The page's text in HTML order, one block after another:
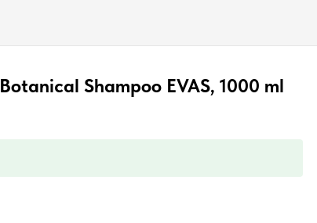
Shampoo EVAS, 1000 ml